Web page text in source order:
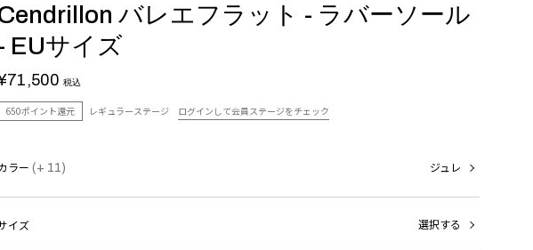
バレエフラット - ラバーソール
EUサイズ
税込
650ポイント還元 レギュラーステージ ログインして会員ステージをチェック
ラー (+ 11) ジュレ
イズ 選択する